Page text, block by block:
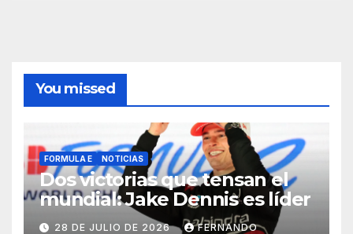
You missed
FORMULA E NOTICIAS
Dos victorias que tensan el
mundial: Jake Dennis es líder
28 DE JULIO DE 2026 FERNANDO